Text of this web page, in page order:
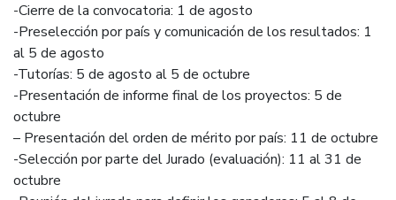
-Cierre de la convocatoria: 1 de agosto
-Preselección por país y comunicación de los resultados: 1
al 5 de agosto
-Tutorías: 5 de agosto al 5 de octubre
-Presentación de informe final de los proyectos: 5 de
octubre
– Presentación del orden de mérito por país: 11 de octubre
-Selección por parte del Jurado (evaluación): 11 al 31 de
octubre